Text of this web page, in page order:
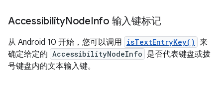
AccessibilityNodeInfo 输入键标记
从 Android 10 开始，您可以调用 isTextEntryKey() 来
确定给定的 AccessibilityNodeInfo 是否代表键盘或拨
号键盘内的文本输入键。